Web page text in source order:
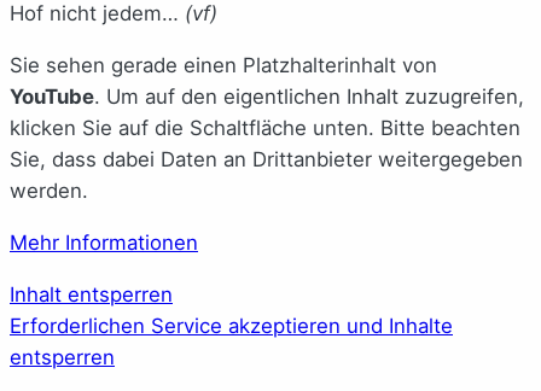
Hof nicht jedem… (vf)
Sie sehen gerade einen Platzhalterinhalt von
YouTube. Um auf den eigentlichen Inhalt zuzugreifen,
klicken Sie auf die Schaltfläche unten. Bitte beachten
Sie, dass dabei Daten an Drittanbieter weitergegeben
werden.
Mehr Informationen
Inhalt entsperren
Erforderlichen Service akzeptieren und Inhalte
entsperren